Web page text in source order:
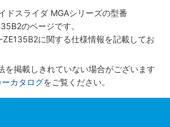
ドスライダ MGAシリーズの型番
のページです。
に関する仕様情報を記載してお
を掲載しきれていない場合がございます
ーカタログをご覧ください。